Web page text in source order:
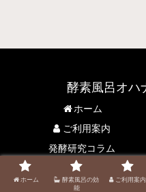
酵素風呂オ
ホーム
ご利用案内
発酵研究コラム
© 2021 酵素風呂
ホーム
酵素風呂の効
能
ご利用案内